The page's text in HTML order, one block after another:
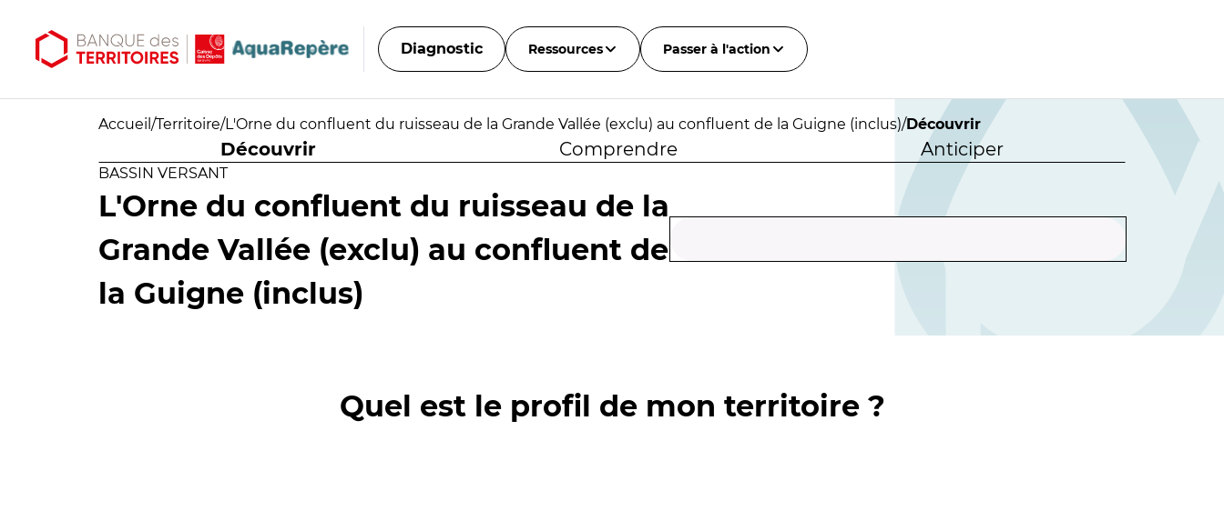
Diagnostic Ressources Passer à l'action
Accueil /Territoire/L'Orne du confluent du ruisseau de la Grande Vallée (exclu) au confluent de la Guigne (inclus)/Découvrir
Découvrir Comprendre Anticiper
BASSIN VERSANT
L'Orne du confluent du ruisseau de la
Grande Vallée (exclu) au confluent de
la Guigne (inclus)
Quel est le profil de mon territoire ?